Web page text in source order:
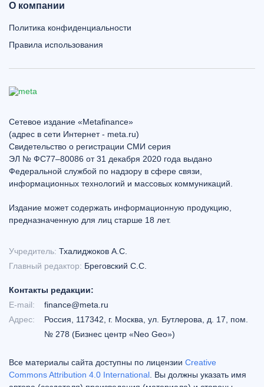
О компании
Политика конфиденциальности
Правила использования
Сетевое издание «Metafinance»
(адрес в сети Интернет - meta.ru)
Свидетельство о регистрации СМИ серия
ЭЛ № ФС77–80086 от 31 декабря 2020 года выдано
Федеральной службой по надзору в сфере связи,
информационных технологий и массовых коммуникаций.
Издание может содержать информационную продукцию,
предназначенную для лиц старше 18 лет.
Учредитель: Тхалиджоков А.С.
Главный редактор: Бреговский С.С.
Контакты редакции:
E-mail:
finance@meta.ru
Адрес:
Россия, 117342, г. Москва, ул. Бутлерова, д. 17, пом.
№ 278 (Бизнес центр «Neo Geo»)
Все материалы сайта доступны по лицензии Creative
Commons Attribution 4.0 International . Вы должны указать имя